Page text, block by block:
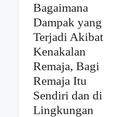
Bagaimana
Dampak yang
Terjadi Akibat
Kenakalan
Remaja, Bagi
Remaja Itu
Sendiri dan di
Lingkungan